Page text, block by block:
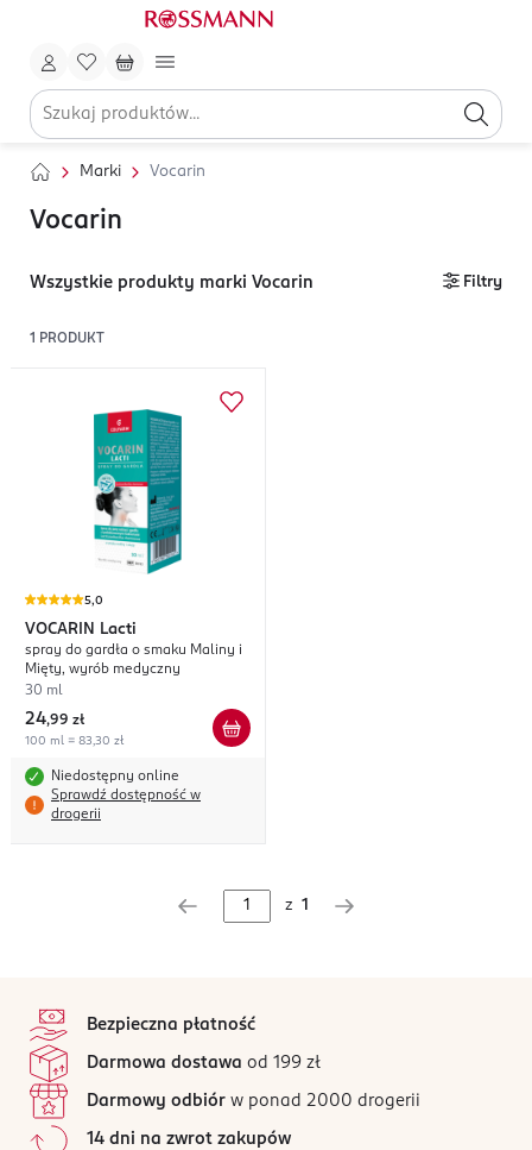
Marki Vocarin
Vocarin
Wszystkie produkty marki Vocarin Filtry
1 PRODUKT
5,0
VOCARIN Lacti
spray do gardła o smaku Maliny i
Mięty, wyrób medyczny
30 ml
24,99 zł
100 ml = 83,30 zł
Niedostępny online
Sprawdź dostępność w
drogerii
z 1
Bezpieczna płatność
Darmowa dostawa od 199 zł
Darmowy odbiór w ponad 2000 drogerii
14 dni na zwrot zakupów